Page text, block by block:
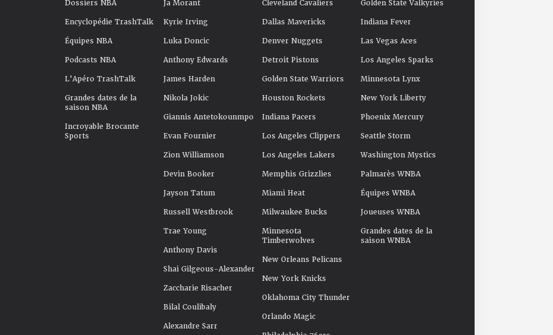
Dossiers NBA
Encyclopédie TrashTalk
Équipes NBA
Podcasts NBA
L'Apéro TrashTalk
Grandes dates de la
saison NBA
Incroyable Brocante
Sports
Ja Morant
Kyrie Irving
Luka Doncic
Anthony Edwards
James Harden
Nikola Jokic
Giannis Antetokounmpo
Evan Fournier
Zion Williamson
Devin Booker
Jayson Tatum
Russell Westbrook
Trae Young
Anthony Davis
Shai Gilgeous-Alexander
Zaccharie Risacher
Bilal Coulibaly
Alexandre Sarr
Cleveland Cavaliers
Dallas Mavericks
Denver Nuggets
Detroit Pistons
Golden State Warriors
Houston Rockets
Indiana Pacers
Los Angeles Clippers
Los Angeles Lakers
Memphis Grizzlies
Miami Heat
Milwaukee Bucks
Minnesota
Timberwolves
New Orleans Pelicans
New York Knicks
Oklahoma City Thunder
Orlando Magic
Golden State Valkyries
Indiana Fever
Las Vegas Aces
Los Angeles Sparks
Minnesota Lynx
New York Liberty
Phoenix Mercury
Seattle Storm
Washington Mystics
Palmarès WNBA
Équipes WNBA
Joueuses WNBA
Grandes dates de la
saison WNBA